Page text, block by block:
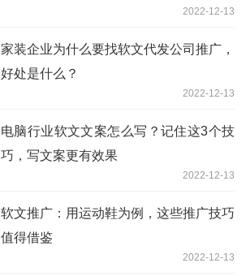
2022-12-13
家装企业为什么要找软文代发公司推广，
好处是什么？
2022-12-13
电脑行业软文文案怎么写？记住这3个技
巧，写文案更有效果
2022-12-13
软文推广：用运动鞋为例，这些推广技巧
值得借鉴
2022-12-13